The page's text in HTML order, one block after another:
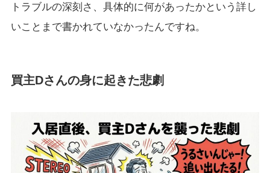
トラブルの深刻さ、具体的に何があったかという詳し
いことまで書かれていなかったんですね。
買主Dさんの身に起きた悲劇